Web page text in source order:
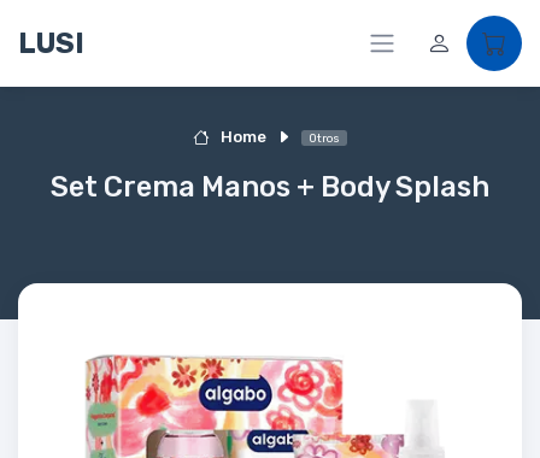
LUSI
Home Otros
Set Crema Manos + Body Splash